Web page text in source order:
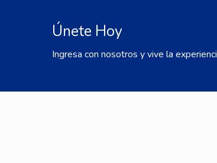
Únete Hoy
Ingresa con nosotros y vive la